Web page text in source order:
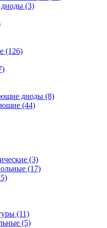
(3)
(126)
диоды (8)
(44)
(3)
(17)
(11)
(5)